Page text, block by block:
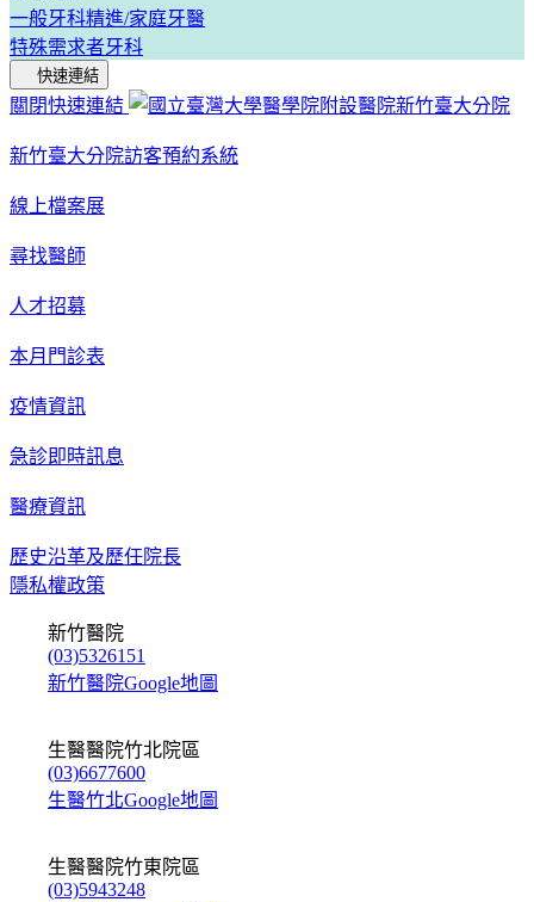
一般牙科精進/家庭牙醫
特殊需求者牙科
快速連結
關閉快速連結
新竹臺大分院訪客預約系統
線上檔案展
尋找醫師
人才招募
本月門診表
疫情資訊
急診即時訊息
醫療資訊
歷史沿革及歷任院長
隱私權政策
新竹醫院
(03)5326151
新竹醫院Google地圖
生醫醫院竹北院區
(03)6677600
生醫竹北Google地圖
生醫醫院竹東院區
(03)5943248